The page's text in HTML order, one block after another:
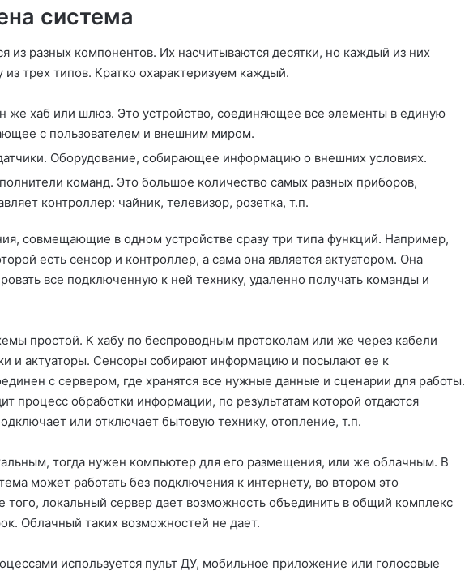
система
из разных компонентов. Их насчитываются десятки, но каждый из них
из трех типов. Кратко охарактеризуем каждый.
же хаб или шлюз. Это устройство, соединяющее все элементы в единую
с пользователем и внешним миром.
Оборудование, собирающее информацию о внешних условиях.
команд. Это большое количество самых разных приборов,
контроллер: чайник, телевизор, розетка, т.п.
совмещающие в одном устройстве сразу три типа функций. Например,
есть сенсор и контроллер, а сама она является актуатором. Она
все подключенную к ней технику, удаленно получать команды и
простой. К хабу по беспроводным протоколам или же через кабели
и актуаторы. Сенсоры собирают информацию и посылают ее к
с сервером, где хранятся все нужные данные и сценарии для работы.
процесс обработки информации, по результатам которой отдаются
или отключает бытовую технику, отопление, т.п.
тогда нужен компьютер для его размещения, или же облачным. В
может работать без подключения к интернету, во втором это
локальный сервер дает возможность объединить в общий комплекс
Облачный таких возможностей не дает.
используется пульт ДУ, мобильное приложение или голосовые